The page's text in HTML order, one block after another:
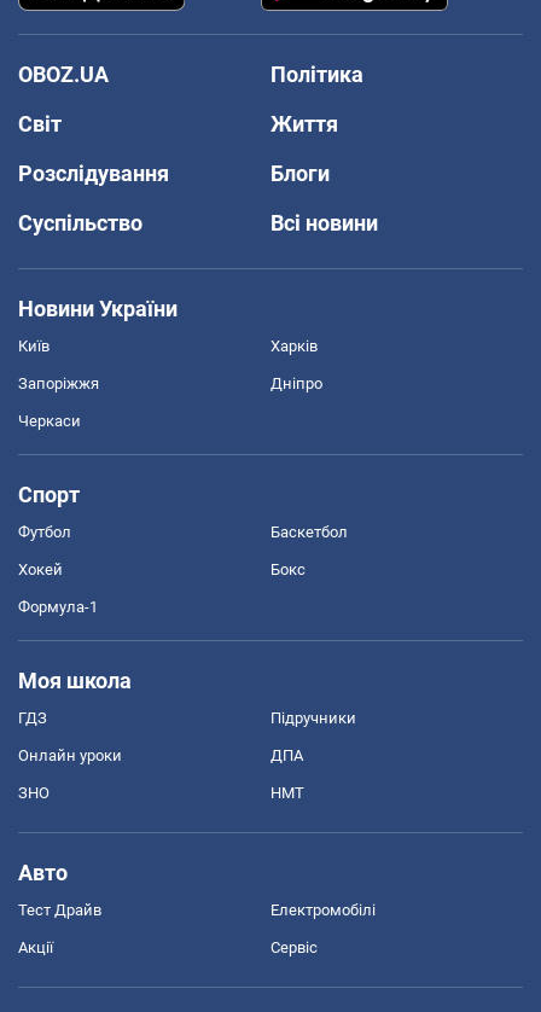
OBOZ.UA
Політика
Світ
Життя
Розслідування
Блоги
Суспільство
Всі новини
Новини України
Київ Харків
Запоріжжя Дніпро
Черкаси
Спорт
Футбол Баскетбол
Хокей Бокс
Формула-1
Моя школа
ГДЗ Підручники
Онлайн уроки ДПА
ЗНО НМТ
Авто
Тест Драйв Електромобілі
Акції Сервіс